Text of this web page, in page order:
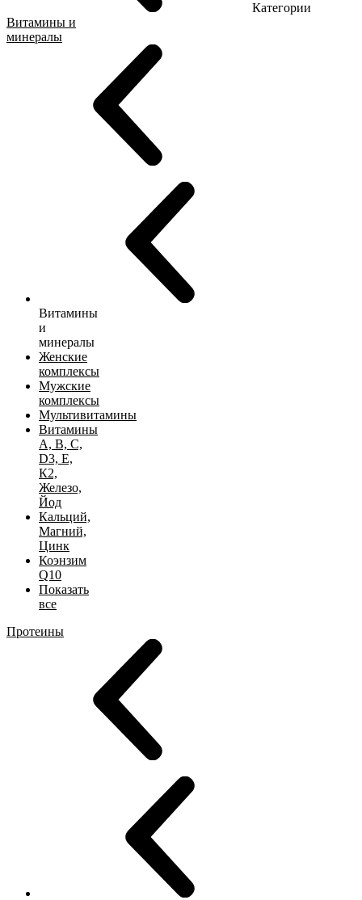
Категории
Витамины и
минералы
Витамины
и
минералы
Женские
комплексы
Мужские
комплексы
Мультивитамины
Витамины
А, B, C,
D3, Е,
К2,
Железо,
Йод
Кальций,
Магний,
Цинк
Коэнзим
Q10
Показать
все
Протеины